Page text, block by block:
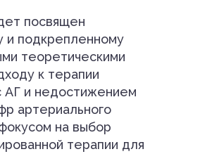
посвящен
и подкрепленному
теоретическими
к терапии
АГ и недостижением
артериального
на выбор
терапии для